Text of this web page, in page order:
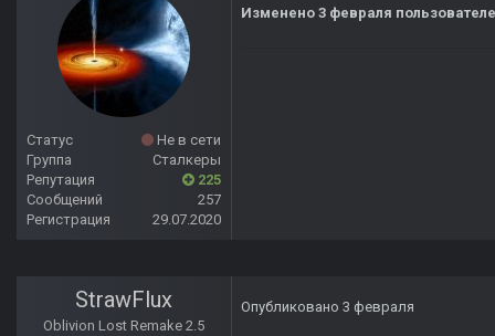
Статус
Не в сети
Группа
Сталкеры
Репутация
225
Сообщений
257
Регистрация
29.07.2020
Изменено 3 февраля
StrawFlux
Oblivion Lost Remake 2.5
Опубликовано 3 февраля